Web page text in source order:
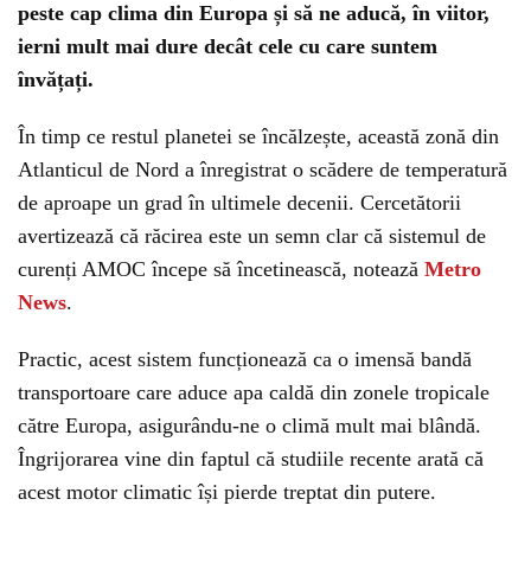
peste cap clima din Europa și să ne aducă, în viitor,
ierni mult mai dure decât cele cu care suntem
învățați.
În timp ce restul planetei se încălzește, această zonă din
Atlanticul de Nord a înregistrat o scădere de temperatură
de aproape un grad în ultimele decenii. Cercetătorii
avertizează că răcirea este un semn clar că sistemul de
curenți AMOC începe să încetinească, notează Metro
News.
Practic, acest sistem funcționează ca o imensă bandă
transportoare care aduce apa caldă din zonele tropicale
către Europa, asigurându-ne o climă mult mai blândă.
Îngrijorarea vine din faptul că studiile recente arată că
acest motor climatic își pierde treptat din putere.